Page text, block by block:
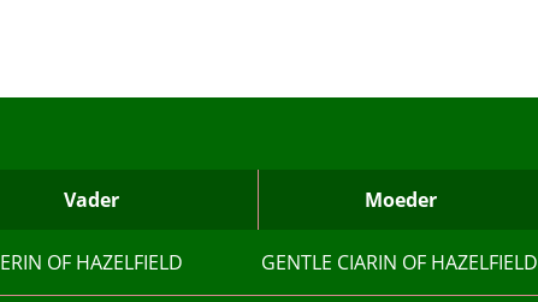
Vader Moeder
ERIN OF HAZELFIELD GENTLE CIARIN OF HAZELFIELD